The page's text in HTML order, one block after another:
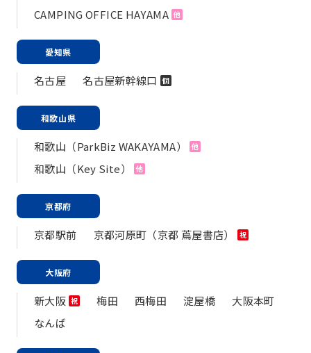
CAMPING OFFICE HAYAMA 他
愛知県
名古屋 名古屋新幹線口 個
和歌山県
和歌山（ParkBiz WAKAYAMA） 他
和歌山（Key Site） 他
京都府
京都駅前 京都河原町（京都 蔦屋書店） 祝
大阪府
新大阪 祝 梅田 西梅田 淀屋橋
大阪本町
なんば